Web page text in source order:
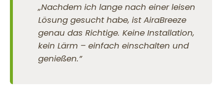
„Nachdem ich lange nach einer leisen
Lösung gesucht habe, ist AiraBreeze
genau das Richtige. Keine Installation,
kein Lärm – einfach einschalten und
genießen.”